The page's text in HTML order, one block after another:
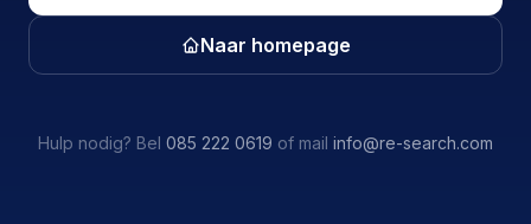
Naar homepage
Hulp nodig? Bel 085 222 0619 of mail info@re-search.com